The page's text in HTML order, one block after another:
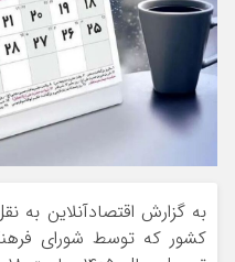
به گزارش اقتصادآنلاین به
کشور که توسط شورای